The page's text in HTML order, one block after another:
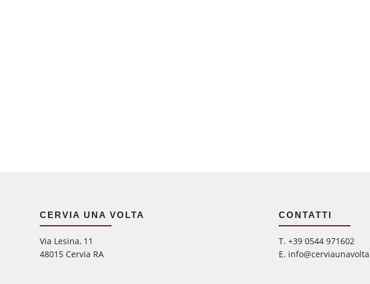
CERVIA UNA VOLTA
Via Lesina, 11
48015 Cervia RA
CONTATTI
‭T. +39 0544 971602
E.